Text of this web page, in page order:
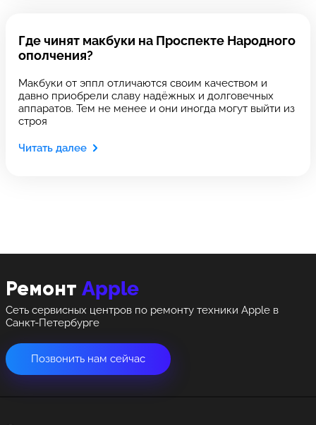
Где чинят макбуки на Проспекте Народного
ополчения?
Макбуки от эппл отличаются своим качеством и
давно приобрели славу надёжных и долговечных
аппаратов. Тем не менее и они иногда могут выйти из
строя
Читать далее
Ремонт Apple
Сеть сервисных центров по ремонту техники Apple в
Санкт-Петербурге
Позвонить нам сейчас
8 Красноармейская, 18
+7 (812) 409-39-75
8 Красноармейская, 18